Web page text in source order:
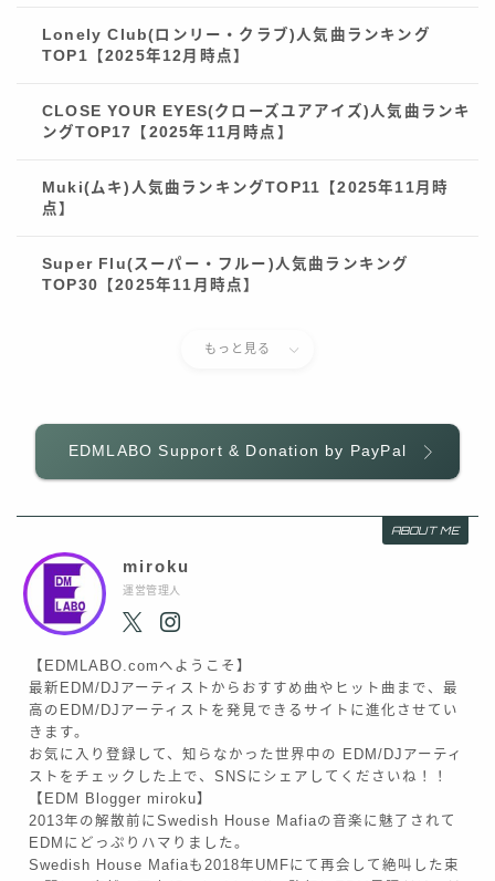
Lonely Club(ロンリー・クラブ)人気曲ランキング
TOP1【2025年12月時点】
CLOSE YOUR EYES(クローズユアアイズ)人気曲ランキ
ングTOP17【2025年11月時点】
Muki(ムキ)人気曲ランキングTOP11【2025年11月時
点】
Super Flu(スーパー・フルー)人気曲ランキング
TOP30【2025年11月時点】
もっと見る
EDMLABO Support & Donation by PayPal
ABOUT ME
miroku
運営管理人
【EDMLABO.comへようこそ】
最新EDM/DJアーティストからおすすめ曲やヒット曲まで、最
高のEDM/DJアーティストを発見できるサイトに進化させてい
きます。
お気に入り登録して、知らなかった世界中の EDM/DJアーティ
ストをチェックした上で、SNSにシェアしてくださいね！！
【EDM Blogger miroku】
2013年の解散前にSwedish House Mafiaの音楽に魅了されて
EDMにどっぷりハマりました。
Swedish House Mafiaも2018年UMFにて再会して絶叫した束